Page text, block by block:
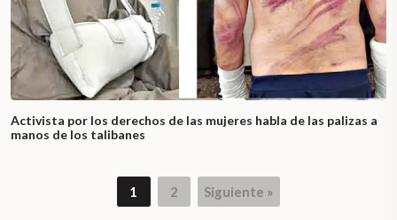
Activista por los derechos de las mujeres habla de las palizas a
manos de los talibanes
1 2 Siguiente »